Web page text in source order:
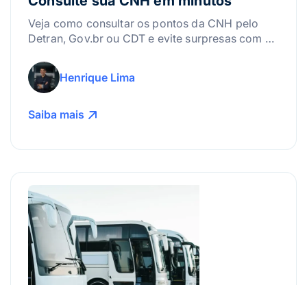
Veja como consultar os pontos da CNH pelo
Detran, Gov.br ou CDT e evite surpresas com a
Henrique Lima
Saiba mais